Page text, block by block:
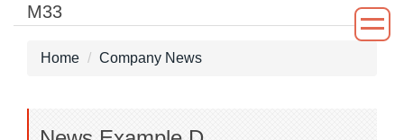
JumpM33
Home Company News